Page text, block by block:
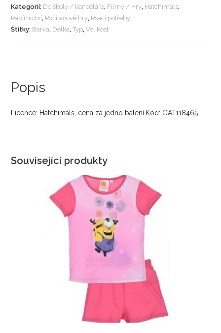
Kategorií: Do školy / kanceláře, Filmy / Hry, Hatchimals,
Papírnictví, Počítačové hry, Psací potřeby
Štítky: Barva, Délka,Typ,Velikost
Popis
Licence: Hatchimals, cena za jedno balení.Kód: GAT118465
Související produkty